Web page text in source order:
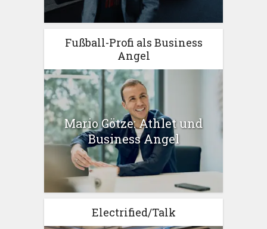
Fußball-Profi als Business
Angel
Mario Götze: Athlet und
Business Angel
Electrified/Talk